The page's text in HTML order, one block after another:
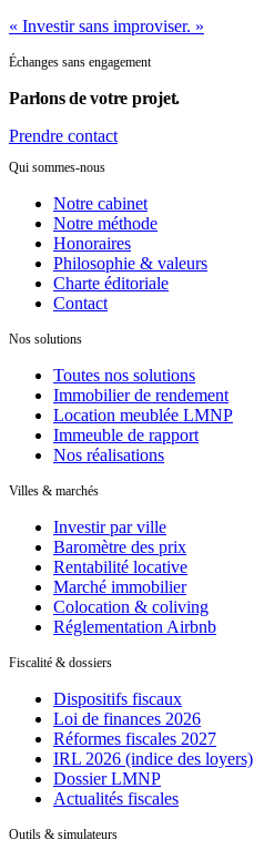
« Investir sans improviser. »
Échanges sans engagement
Parlons de votre projet.
Prendre contact
Qui sommes-nous
Notre cabinet
Notre méthode
Honoraires
Philosophie & valeurs
Charte éditoriale
Contact
Nos solutions
Toutes nos solutions
Immobilier de rendement
Location meublée LMNP
Immeuble de rapport
Nos réalisations
Villes & marchés
Investir par ville
Baromètre des prix
Rentabilité locative
Marché immobilier
Colocation & coliving
Réglementation Airbnb
Fiscalité & dossiers
Dispositifs fiscaux
Loi de finances 2026
Réformes fiscales 2027
IRL 2026 (indice des loyers)
Dossier LMNP
Actualités fiscales
Outils & simulateurs